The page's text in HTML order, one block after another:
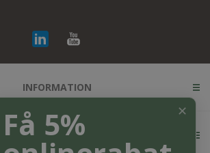
INFORMATION
KUNDESERVICE
✕
Få 5%